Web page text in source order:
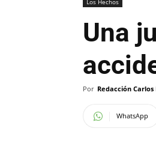
Los Hechos
Una
Por Redacción Carlos
WhatsApp